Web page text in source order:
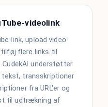
videolink
link, upload video-
flere links til
CudekAI understøtter
tekst, transskriptioner
fra URL'er og
til udtrækning af